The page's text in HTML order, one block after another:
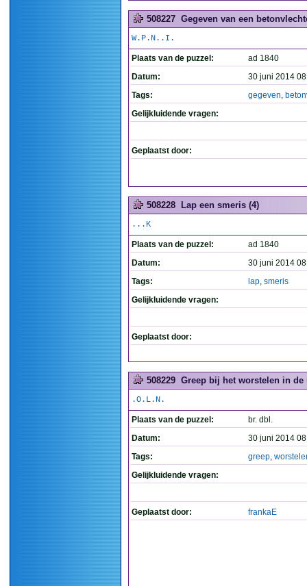
508227 Gegeven van een
W.P.N..I.
Plaats van de puzzel:
ad 1840
Datum:
30 juni 2014
Tags:
gegeven,
Gelijkluidende vragen:
Geplaatst door:
508228 Lap een smeris (4)
...K
Plaats van de puzzel:
ad 1840
Datum:
30 juni 2014
Tags:
lap, smeris
Gelijkluidende vragen:
Geplaatst door:
508229 Greep bij het worstelen in de
.O.L.N.
Plaats van de puzzel:
br. dbl.
Datum:
30 juni 2014
Tags:
greep,
Gelijkluidende vragen:
Geplaatst door: frankaE